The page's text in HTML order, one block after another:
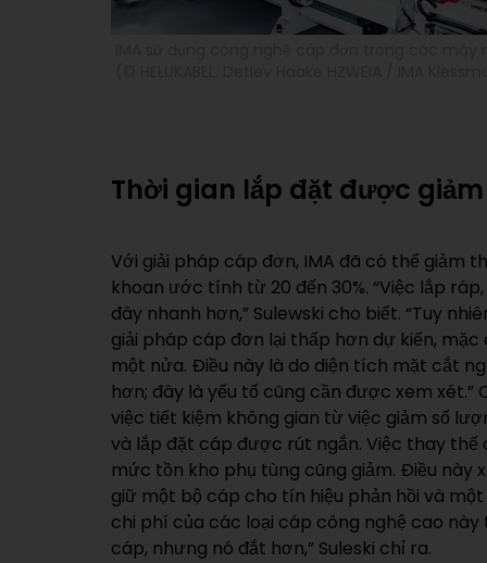
Thời gian lắp đặt được
Với giải pháp cáp đơn, IMA đã có thể giảm
khoan ước tính từ 20 đến 30%. “Việc lắp
đây nhanh hơn,” Sulewski cho biết. “Tuy
giải pháp cáp đơn lại thấp hơn dự kiến,
một nửa. Điều này là do diện tích mặt cắt
hơn; đây là yếu tố cũng cần được xem xét.”
việc tiết kiệm không gian từ việc giảm số
và lắp đặt cáp được rút ngắn. Việc thay thế
mức tồn kho phụ tùng cũng giảm. Điều này
giữ một bộ cáp cho tín hiệu phản hồi và
chi phí của các loại cáp công nghệ cao này
cáp, nhưng nó đắt hơn,” Suleski chỉ ra.